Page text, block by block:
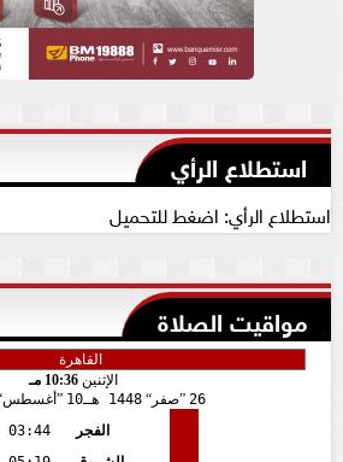
استطلاع الرأي
استطلاع الرأي: اضغط للتحميل
مواقيت الصلاة
الإثنين 10:36 مـ
26
صفر 1448 هـ 10 أغسطس
الفجر
03:44